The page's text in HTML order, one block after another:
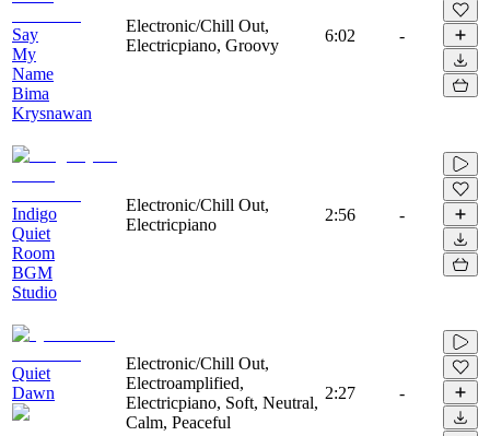
Say
My
Name
Bima
Krysnawan
Electronic/Chill Out,
Electricpiano, Groovy
6:02 -
Indigo
Quiet
Room
BGM
Studio
Electronic/Chill Out,
Electricpiano
2:56 -
Quiet
Dawn
Electronic/Chill Out,
Electroamplified,
Electricpiano, Soft, Neutral,
Calm, Peaceful
2:27 -